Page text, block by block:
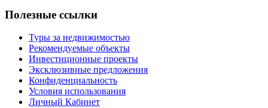
Полезные ссылки
Туры за недвижимостью
Рекомендуемые объекты
Инвестиционные проекты
Эксклюзивные предложения
Конфиденциальность
Условия использования
Личный Кабинет